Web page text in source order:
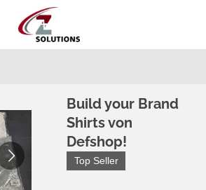
Build your Brand
Shirts von
Defshop!
Top Seller